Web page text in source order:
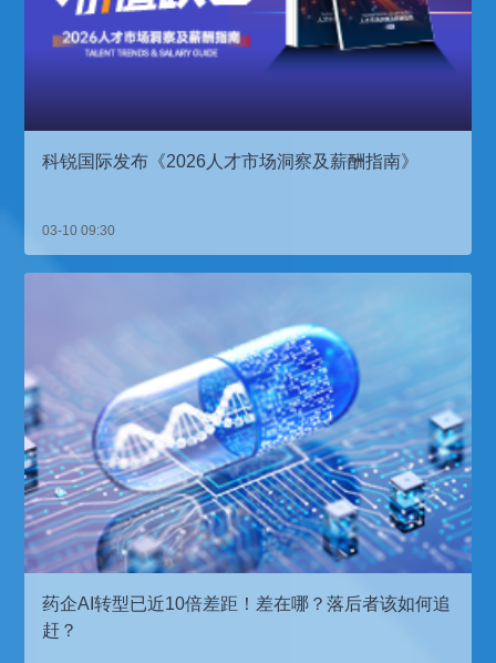
科锐国际发布《2026人才市场洞察及薪酬指南》
03-10 09:30
药企AI转型已近10倍差距！差在哪？落后者该如何追
赶？